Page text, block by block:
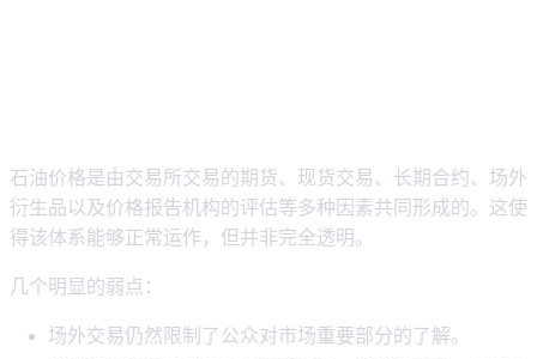
石油价格是由交易所交易的期货、现货交易、长期合约、场外
衍生品以及价格报告机构的评估等多种因素共同形成的。这使
得该体系能够正常运作，但并非完全透明。
几个明显的弱点：
场外交易仍然限制了公众对市场重要部分的了解。